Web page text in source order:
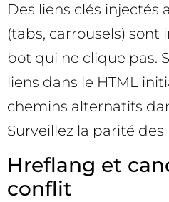
Des liens clés injectés
(tabs, carrousels) sont
bot qui ne clique pas.
liens dans le HTML
chemins alternatifs
Surveillez la parité
Hreflang et
conflit